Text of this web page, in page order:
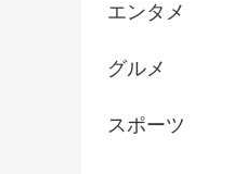
エンタメ
グルメ
スポーツ